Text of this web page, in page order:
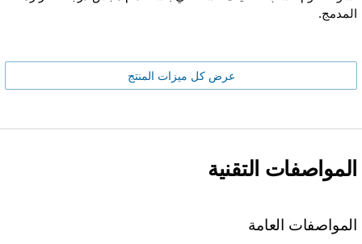
المدمج.
عرض كل ميزات المنتج
المواصفات التقنية
المواصفات العامة